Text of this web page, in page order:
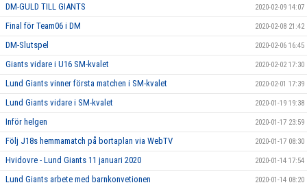
DM-GULD TILL GIANTS 2020-02-09 14:07
Final för Team06 i DM 2020-02-08 21:42
DM-Slutspel 2020-02-06 16:45
Giants vidare i U16 SM-kvalet 2020-02-02 17:30
Lund Giants vinner första matchen i SM-kvalet 2020-02-01 17:39
Lund Giants vidare i SM-kvalet 2020-01-19 19:38
Inför helgen 2020-01-17 23:59
Följ J18s hemmamatch på bortaplan via WebTV 2020-01-17 08:30
Hvidovre - Lund Giants 11 januari 2020 2020-01-14 17:54
Lund Giants arbete med barnkonvetionen 2020-01-14 08:20